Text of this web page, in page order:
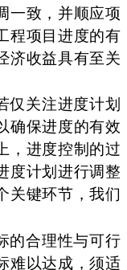
一致，并顺应项
程项目进度的有
济收益具有至关
仅关注进度计划
确保进度的有效
，进度控制的过
度计划进行调整
关键环节，我们
的合理性与可行
难以达成，须适